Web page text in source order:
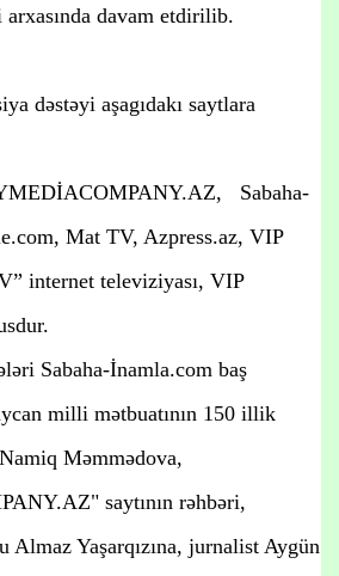
davam etdirilib.
dəstəyi aşagıdakı saytlara
Sabaha-
Mat TV, Azpress.az, VIP
internet televiziyası, VIP
Sabaha-İnamla.com baş
milli mətbuatının 150 illik
Məmmədova,
saytının rəhbəri,
Yaşarqızına, jurnalist Aygün